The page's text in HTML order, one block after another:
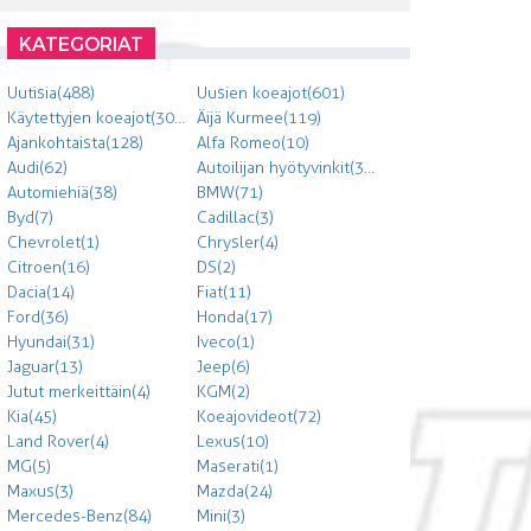
KATEGORIAT
Uutisia (488)
Uusien koeajot (601)
Käytettyjen koeajot (303) Äijä Kurmee (119)
Ajankohtaista (128)
Alfa Romeo (10)
Audi (62)
Autoilijan hyötyvinkit (300)
Automiehiä (38)
BMW (71)
Byd (7)
Cadillac (3)
Chevrolet (1)
Chrysler (4)
Citroen (16)
DS (2)
Dacia (14)
Fiat (11)
Ford (36)
Honda (17)
Hyundai (31)
Iveco (1)
Jaguar (13)
Jeep (6)
Jutut merkeittäin (4)
KGM (2)
Kia (45)
Koeajovideot (72)
Land Rover (4)
Lexus (10)
MG (5)
Maserati (1)
Maxus (3)
Mazda (24)
Mercedes-Benz (84)
Mini (3)